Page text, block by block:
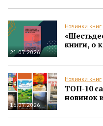
21.07.2026
Новинки книг
книги, о
16.07.2026
Новинки книг
ТОП-10
новинок